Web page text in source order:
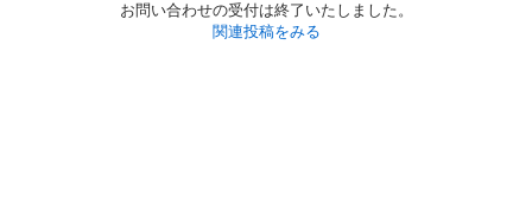
お問い合わせの受付は終了いたしました。
関連投稿をみる